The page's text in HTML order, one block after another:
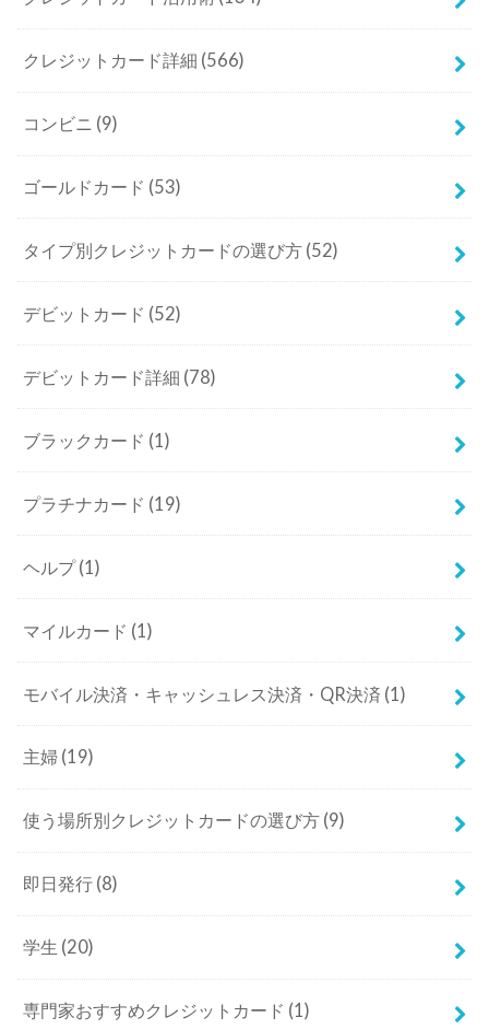
クレジットカード詳細 (566)
コンビニ (9)
ゴールドカード (53)
タイプ別クレジットカードの選び方 (52)
デビットカード (52)
デビットカード詳細 (78)
ブラックカード (1)
プラチナカード (19)
ヘルプ(1)
マイルカード (1)
モバイル決済・キャッシュレス決済・QR決済 (1)
主婦 (19)
使う場所別クレジットカードの選び方 (9)
即日発行 (8)
学生 (20)
専門家おすすめクレジットカード (1)